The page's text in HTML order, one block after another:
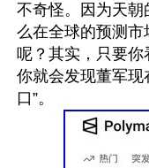
不奇怪。因为天
么在全球的预测
呢？其实，只要你
你就会发现董军现